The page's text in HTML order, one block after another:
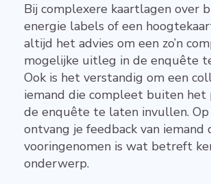
Bij complexere kaartlagen over
energie labels of een
altijd het advies om een zo’n
mogelijke uitleg in de enquête
Ook is het verstandig om een
iemand die compleet buiten
de enquête te laten invullen.
ontvang je feedback van iemand
vooringenomen is wat betreft
onderwerp.